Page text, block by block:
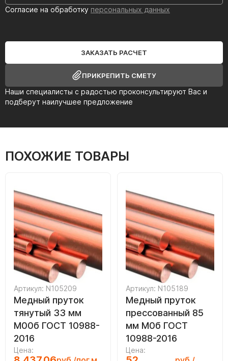
Наши специалисты с радостью проконсультируют Вас и
подберут наилучшее предложение
Согласие на обработку персональных данных
ЗАКАЗАТЬ РАСЧЕТ
ПРИКРЕПИТЬ СМЕТУ
ПОХОЖИЕ ТОВАРЫ
Артикул: N105209
Медный пруток
тянутый 33 мм
М00б ГОСТ 10988-
2016
Цена:
Артикул: N105189
Медный пруток
прессованный 85
мм М0б ГОСТ
10988-2016
Цена: